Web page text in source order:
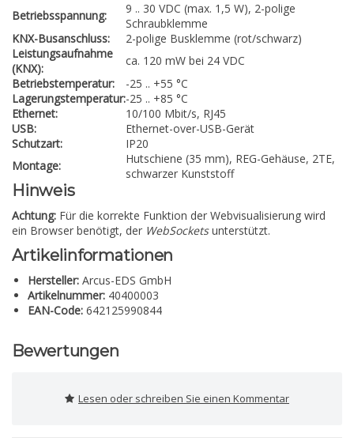
Betriebsspannung:
9 .. 30 VDC (max. 1,5 W), 2-polige
Schraubklemme
KNX-Busanschluss:
2-polige Busklemme (rot/schwarz)
Leistungsaufnahme
(KNX):
ca. 120 mW bei 24 VDC
Betriebstemperatur:
-25 .. +55 °C
Lagerungstemperatur:-25 .. +85 °C
Ethernet:
10/100 Mbit/s, RJ45
USB:
Ethernet-over-USB-Gerät
Schutzart:
IP20
Montage:
Hutschiene (35 mm), REG-Gehäuse, 2TE,
schwarzer Kunststoff
Hinweis
Achtung: Für die korrekte Funktion der Webvisualisierung wird
ein Browser benötigt, der WebSocketsunterstützt.
Artikelinformationen
Hersteller: Arcus-EDS GmbH
Artikelnummer: 40400003
EAN-Code: 642125990844
Bewertungen
Lesen oder schreiben Sie einen Kommentar